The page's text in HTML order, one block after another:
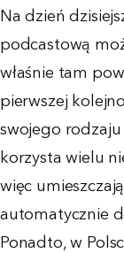
Na dzień
podcastową
właśnie tam
pierwszej
swojego
korzysta wielu
więc
automatycznie
Ponadto, w